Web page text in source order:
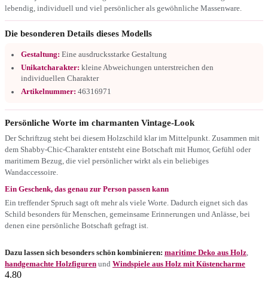
lebendig, individuell und viel persönlicher als gewöhnliche Massenware.
Die besonderen Details dieses Modells
Gestaltung: Eine ausdrucksstarke Gestaltung
Unikatcharakter: kleine Abweichungen unterstreichen den
individuellen Charakter
Artikelnummer: 46316971
Persönliche Worte im charmanten Vintage-Look
Der Schriftzug steht bei diesem Holzschild klar im Mittelpunkt. Zusammen mit
dem Shabby-Chic-Charakter entsteht eine Botschaft mit Humor, Gefühl oder
maritimem Bezug, die viel persönlicher wirkt als ein beliebiges
Wandaccessoire.
Ein Geschenk, das genau zur Person passen kann
Ein treffender Spruch sagt oft mehr als viele Worte. Dadurch eignet sich das
Schild besonders für Menschen, gemeinsame Erinnerungen und Anlässe, bei
denen eine persönliche Botschaft gefragt ist.
Dazu lassen sich besonders schön kombinieren: maritime Deko aus Holz
handgemachte Holzfiguren und Windspiele aus Holz mit Küstencharme
4.80